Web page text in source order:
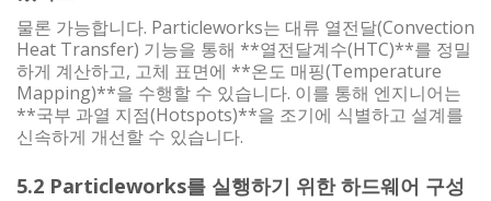
물론 가능합니다. Particleworks는 대류 열전달(Convection
Heat Transfer) 기능을 통해 **열전달계수(HTC)**를 정밀
하게 계산하고, 고체 표면에 **온도 매핑(Temperature
Mapping)**을 수행할 수 있습니다. 이를 통해 엔지니어는
**국부 과열 지점(Hotspots)**을 조기에 식별하고 설계를
신속하게 개선할 수 있습니다.
5.2 Particleworks를 실행하기 위한 하드웨어 구성